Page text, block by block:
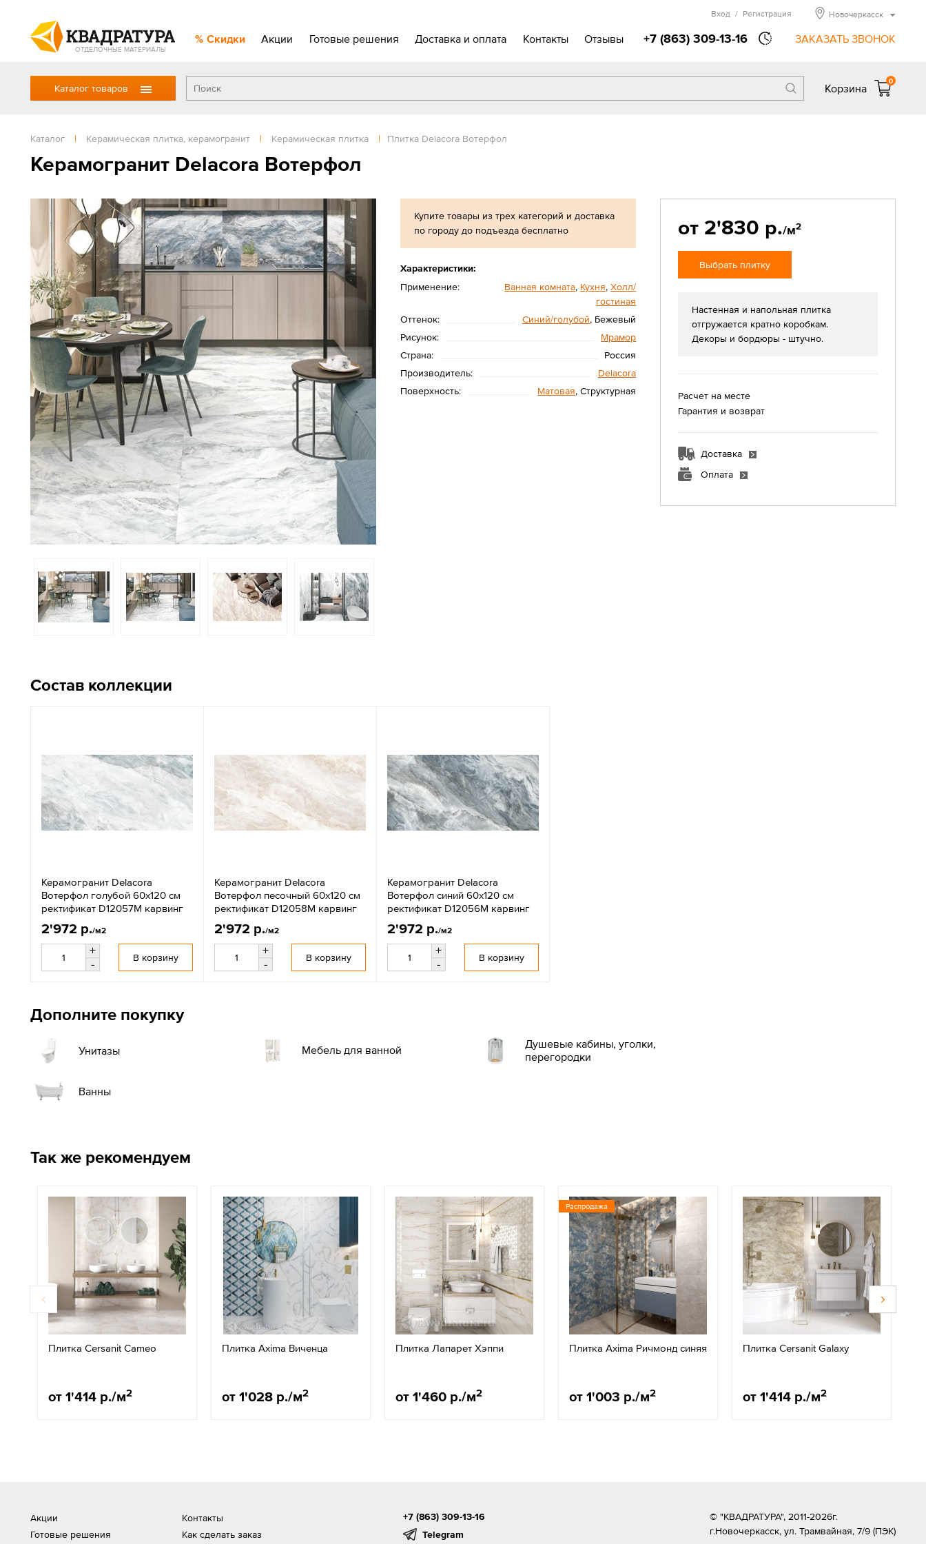
ОТДЕЛОЧНЫЕ МАТЕРИАЛЫ
Скидки Акции Готовые решения Доставка и оплата Контакты Отзывы +7 (863) 309-13-16 ЗАКАЗАТЬ ЗВОНОК
Вход / Регистрация Новочеркасск
Каталог товаров Корзина
0
Каталог | Керамическая плитка, керамогранит | Керамическая плитка | Плитка Delacora Вотерфол
Керамогранит Delacora Вотерфол
Купите товары из трех категорий и доставка
по городу до подъезда бесплатно
Характеристики:
Применение:
Ванная комната, Кухня,Холл/
гостиная
Оттенок:
Синий/голубой, Бежевый
Рисунок:
Мрамор
Страна:
Россия
Производитель:
Delacora
Поверхность:
Матовая, Структурная
от 2'830 р./м2
Выбрать плитку
Настенная и напольная плитка
отгружается кратно коробкам.
Декоры и бордюры - штучно.
Расчет на месте
Гарантия и возврат
Доставка
Оплата
Состав коллекции
Керамогранит Delacora
Вотерфол голубой 60x120 см
ректификат D12057M карвинг
2'972 р./м2
+
-
В корзину
Керамогранит Delacora
Вотерфол песочный 60x120 см
ректификат D12058M карвинг
2'972 р./м2
+
-
В корзину
Керамогранит Delacora
Вотерфол синий 60x120 см
ректификат D12056M карвинг
2'972 р./м2
+
-
В корзину
Дополните покупку
Унитазы Мебель для ванной
Душевые кабины, уголки,
перегородки
Ванны
Так же рекомендуем
Плитка Cersanit Cameo
от 1'414 р./м2
Плитка Axima Виченца
от 1'028 р./м2
Плитка Лапарет Хэппи
от 1'460 р./м2
Распродажа
Плитка Axima Ричмонд синяя
от 1'003 р./м2
Плитка Cersanit Galaxy
от 1'414 р./м2
Акции
Готовые решения
Контакты
Как сделать заказ
+7 (863) 309-13-16
Telegram
© "КВАДРАТУРА", 2011-2026г.
г.Новочеркасск, ул. Трамвайная, 7/9 (ПЭК)